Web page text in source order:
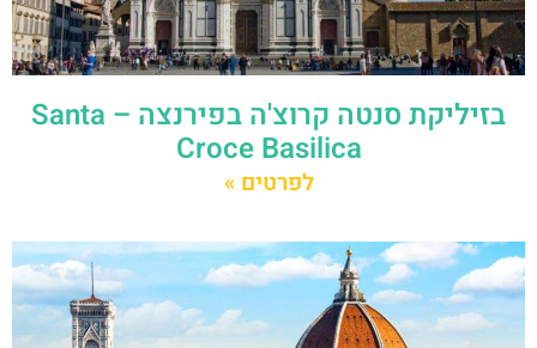
בזיליקת סנטה קרוצ'ה בפירנצה – Santa
Croce Basilica
לפרטים »